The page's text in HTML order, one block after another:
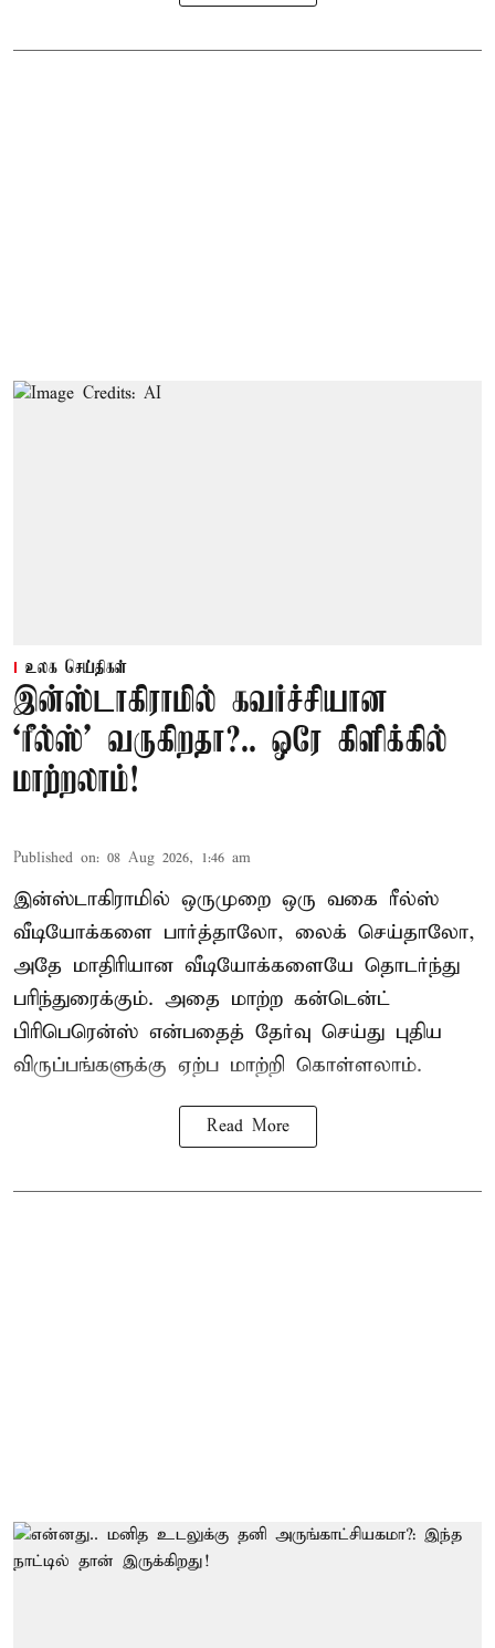
உலக செய்திகள்
இன்ஸ்டாகிராமில் கவர்ச்சியான
‘ரீல்ஸ்’ வருகிறதா?.. ஒரே கிளிக்கில்
மாற்றலாம்!
Published on: 08 Aug 2026, 1:46 am
இன்ஸ்டாகிராமில் ஒருமுறை ஒரு வகை ரீல்ஸ்
வீடியோக்களை பார்த்தாலோ, லைக் செய்தாலோ,
அதே மாதிரியான வீடியோக்களையே தொடர்ந்து
பரிந்துரைக்கும். அதை மாற்ற கன்டென்ட்
பிரிபெரென்ஸ் என்பதைத் தேர்வு செய்து புதிய
விருப்பங்களுக்கு ஏற்ப மாற்றி கொள்ளலாம்.
Read More